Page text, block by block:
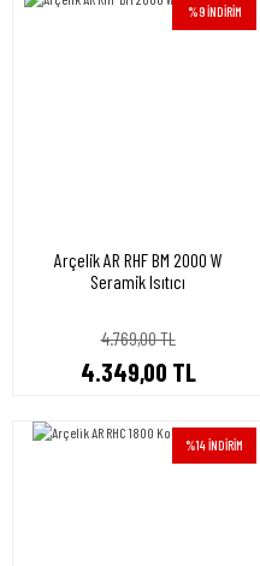
%9 İNDİRİM
Arçelik AR RHF BM 2000 W
Seramik Isıtıcı
4.769,00 TL
4.349,00 TL
%14 İNDİRİM